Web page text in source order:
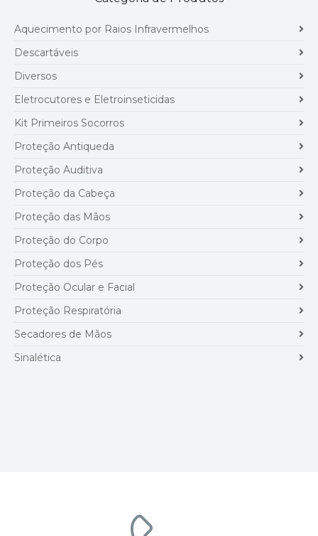
Aquecimento por Raios Infravermelhos
Descartáveis
Diversos
Eletrocutores e Eletroinseticidas
Kit Primeiros Socorros
Proteção Antiqueda
Proteção Auditiva
Proteção da Cabeça
Proteção das Mãos
Proteção do Corpo
Proteção dos Pés
Proteção Ocular e Facial
Proteção Respiratória
Secadores de Mãos
Sinalética